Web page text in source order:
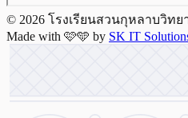
© 2026 โรงเรียนสวนกุหลาบวิทย
Made with 🩷🩵 by SK IT